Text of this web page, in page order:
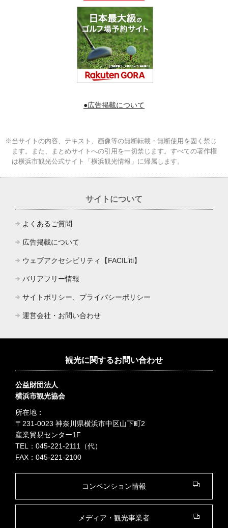
●広告掲載について
※当サイトの内容、テキスト、画像等の無断転載・無断使用を固く禁じ
ます。また、まとめサイトへの引用を一切禁じます。すべての著作権
は横浜市観光公式サイト「横浜観光情報」に帰属します。
サイトについて
よくあるご質問
広告掲載について
ウェブアクセシビリティ【FACIL’iti】
バリアフリー情報
サイトポリシー、プライバシーポリシー
運営会社・お問い合わせ
観光に関するお問い合わせ
公益財団法人
横浜市観光協会
所在地：
〒231-0023 神奈川県横浜市中区山下町2
産業貿易センター1F
TEL：045-221-2111（代）
FAX：045-221-2100
コンベンション情報
メディア・観光事業者